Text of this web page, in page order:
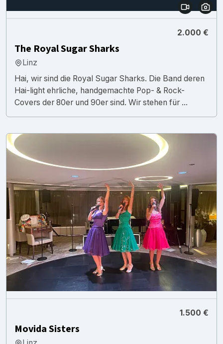
2.000 €
The Royal Sugar Sharks
Linz
Hai, wir sind die Royal Sugar Sharks. Die Band deren
Hai-light ehrliche, handgemachte Pop- & Rock-
Covers der 80er und 90er sind. Wir stehen für ...
1.500 €
Movida Sisters